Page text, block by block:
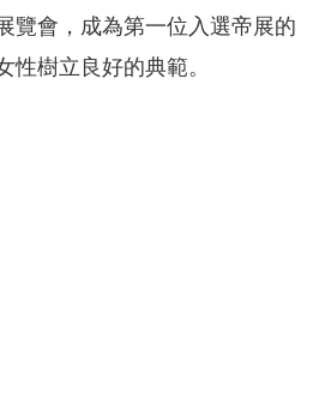
覽會，成為第一位入選帝展的
性樹立良好的典範。